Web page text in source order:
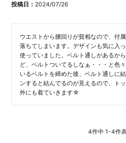
投稿日 2024/07/26
ウエストから腰回りが貧相なので、付
落ちてしまいます。デザインも気に入
使っていました。ベルト通しがあるか
ど、ベルトついてるしなぁ・・・と色
いるベルトを締めた後、ベルト通しに
ンすると結んでるのが見えるので、ト
外にも着ていきます☆
4件中 1-4件